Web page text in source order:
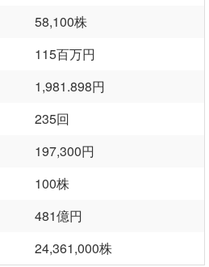
58,100株
115百万円
1,981.898円
235回
197,300円
100株
481億円
24,361,000株